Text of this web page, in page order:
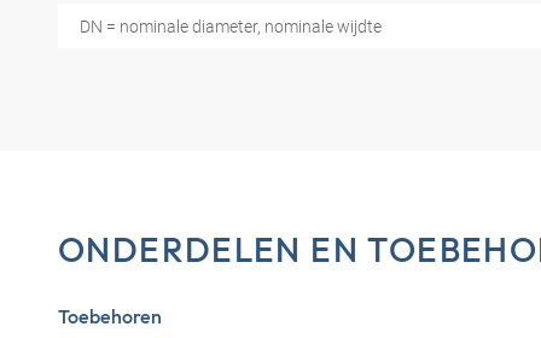
DN = nominale diameter, nominale wijdte
ONDERDELEN EN
Toebehoren